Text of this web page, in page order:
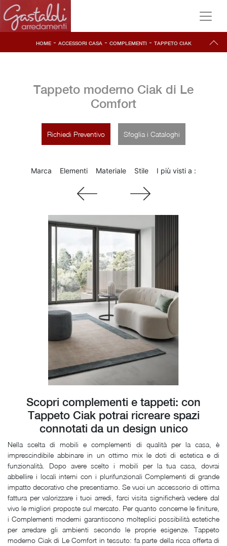
HOME- ACCESSORI CASA- COMPLEMENTI - TAPPETO CIAK
Tappeto moderno Ciak di Le
Comfort
Richiedi Preventivo Sfoglia i Cataloghi
Marca Elementi Materiale Stile I più visti a :
Scopri complementi e tappeti: con
Tappeto Ciak potrai ricreare spazi
connotati da un design unico
Nella scelta di mobili e complementi di qualità per la casa, è
imprescindibile abbinare in un ottimo mix le doti di estetica e di
funzionalità. Dopo avere scelto i mobili per la tua casa, dovrai
abbellire i locali interni con i plurifunzionali Complementi di grande
impatto decorativo che presentiamo. Se vuoi un accessorio di ottima
fattura per valorizzare i tuoi arredi, farci visita significherà vedere dal
vivo le migliori proposte sul mercato. Per quanto concerne le finiture,
i Complementi moderni garantiscono molteplici possibilità estetiche
per arredare gli ambienti secondo le proprie esigenze. Tappeto
moderno Ciak di Le Comfort in tessuto: fa parte della ricca offerta di